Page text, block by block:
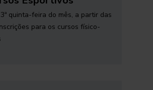
quinta-feira do mês, a partir das
para os cursos físico-